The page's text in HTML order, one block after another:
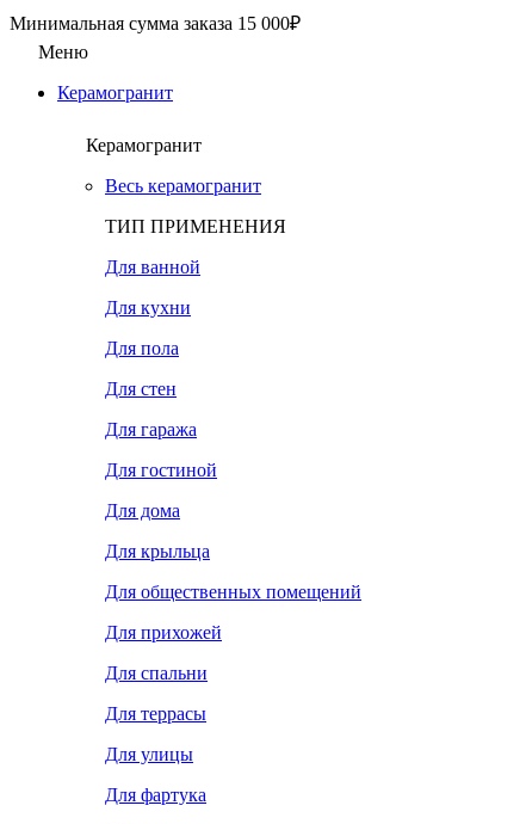
Минимальная сумма заказа 15 000₽
Меню
Керамогранит
Керамогранит
Весь керамогранит
ТИП ПРИМЕНЕНИЯ
Для ванной
Для кухни
Для пола
Для стен
Для гаража
Для гостиной
Для дома
Для крыльца
Для общественных помещений
Для прихожей
Для спальни
Для террасы
Для улицы
Для фартука